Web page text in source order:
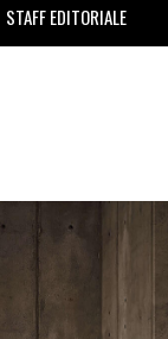
STAFF EDITORIALE